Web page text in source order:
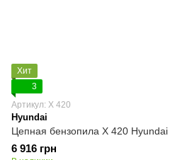
Хит
3
Артикул: X 420
Hyundai
Цепная бензопила X 420 Hyundai
6 916 грн